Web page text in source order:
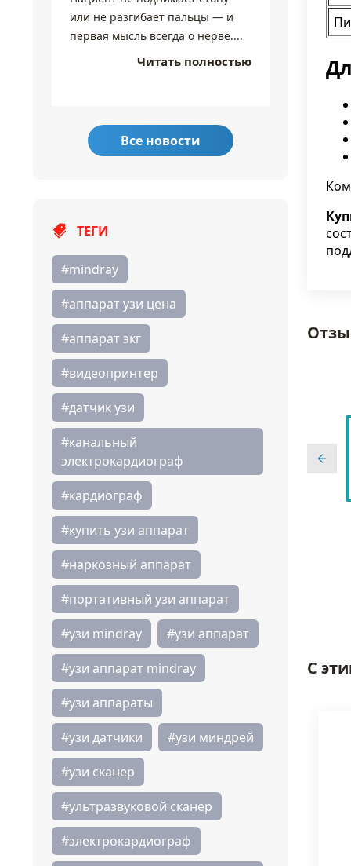
или не разгибает пальцы — и
первая мысль всегда о нерве....
Читать полностью
разные
Все новости
ТЕГИ
#mindray
#аппарат узи цена
#аппарат экг
#видеопринтер
#датчик узи
#канальный
электрокардиограф
#кардиограф
#купить узи аппарат
#наркозный аппарат
#портативный узи аппарат
#узи mindray
#узи аппарат
#узи аппарат mindray
#узи аппараты
#узи датчики
#узи миндрей
#узи сканер
#ультразвуковой сканер
#электрокардиограф
С